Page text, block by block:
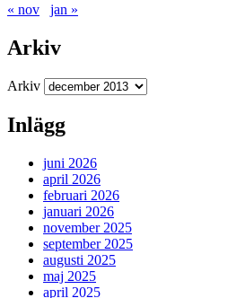
« nov
jan »
Arkiv
Arkiv
Inlägg
juni 2026
april 2026
februari 2026
januari 2026
november 2025
september 2025
augusti 2025
maj 2025
april 2025